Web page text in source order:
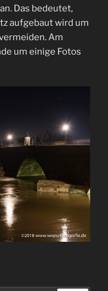
Das bedeutet,
aufgebaut wird um
Am
um einige Fotos